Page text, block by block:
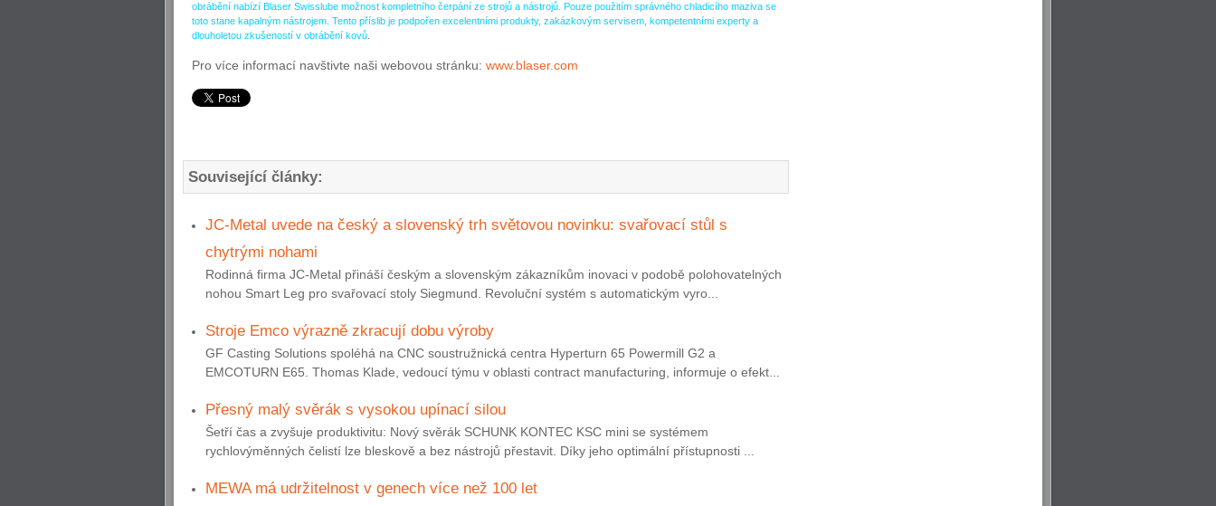
obrábění nabízí Blaser Swisslube možnost kompletního čerpání ze strojů a nástrojů. Pouze použitím správného chladicího maziva se
toto stane kapalným nástrojem. Tento příslib je podpořen excelentními produkty, zakázkovým servisem, kompetentními experty a
dlouholetou zkušeností v obrábění kovů
Pro více informací navštivte naši webovou stránku: www.blaser.com
Související články:
JC-Metal uvede na český a slovenský trh světovou novinku: svařovací stůl s
chytrými nohami
Rodinná firma JC-Metal přináší českým a slovenským zákazníkům inovaci v podobě polohovatelných
nohou Smart Leg pro svařovací stoly Siegmund. Revoluční systém s automatickým vyro...
Stroje Emco výrazně zkracují dobu výroby
GF Casting Solutions spoléhá na CNC soustružnická centra Hyperturn 65 Powermill G2 a
EMCOTURN E65. Thomas Klade, vedoucí týmu v oblasti contract manufacturing, informuje o efekt...
Přesný malý svěrák s vysokou upínací silou
Šetří čas a zvyšuje produktivitu: Nový svěrák SCHUNK KONTEC KSC mini se systémem
rychlovýměnných čelistí lze bleskově a bez nástrojů přestavit. Díky jeho optimální přístupnosti ...
MEWA má udržitelnost v genech více než 100 let